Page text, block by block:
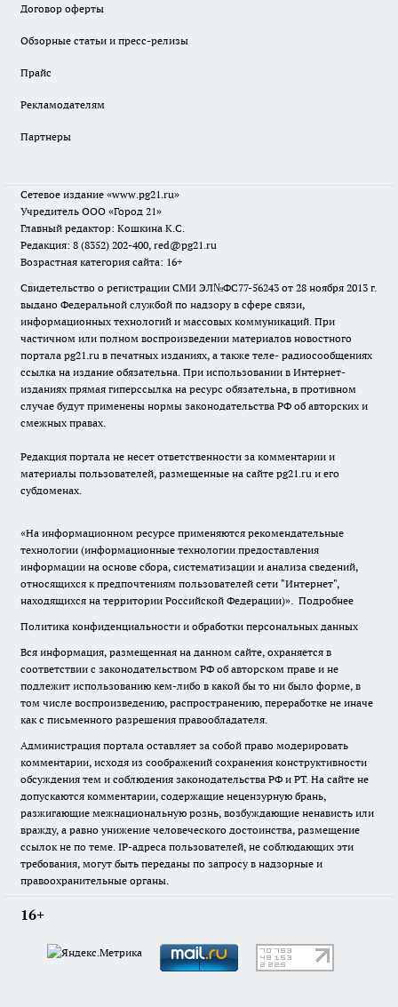
Договор оферты
Обзорные статьи и пресс-релизы
Прайс
Рекламодателям
Партнеры
Сетевое издание «www.pg21.ru»
Учредитель ООО «Город 21»
Главный редактор: Кошкина К.С.
Редакция: 8 (8352) 202-400, red@pg21.ru
Возрастная категория сайта: 16+
Свидетельство о регистрации СМИ ЭЛ№ФС77-56243 от 28 ноября 2013 г.
выдано Федеральной службой по надзору в сфере связи,
информационных технологий и массовых коммуникаций. При
частичном или полном воспроизведении материалов новостного
портала pg21.ru в печатных изданиях, а также теле- радиосообщениях
ссылка на издание обязательна. При использовании в Интернет-
изданиях прямая гиперссылка на ресурс обязательна, в противном
случае будут применены нормы законодательства РФ об авторских и
смежных правах.
Редакция портала не несет ответственности за комментарии и
материалы пользователей, размещенные на сайте pg21.ru и его
субдоменах.
«На информационном ресурсе применяются рекомендательные
технологии (информационные технологии предоставления
информации на основе сбора, систематизации и анализа сведений,
относящихся к предпочтениям пользователей сети "Интернет",
находящихся на территории Российской Федерации)». Подробнее
Политика конфиденциальности и обработки персональных данных
Вся информация, размещенная на данном сайте, охраняется в
соответствии с законодательством РФ об авторском праве и не
подлежит использованию кем-либо в какой бы то ни было форме, в
том числе воспроизведению, распространению, переработке не иначе
как с письменного разрешения правообладателя.
Администрация портала оставляет за собой право модерировать
комментарии, исходя из соображений сохранения конструктивности
обсуждения тем и соблюдения законодательства РФ и РТ. На сайте не
допускаются комментарии, содержащие нецензурную брань,
разжигающие межнациональную рознь, возбуждающие ненависть или
вражду, а равно унижение человеческого достоинства, размещение
ссылок не по теме. IP-адреса пользователей, не соблюдающих эти
требования, могут быть переданы по запросу в надзорные и
правоохранительные органы.
16+